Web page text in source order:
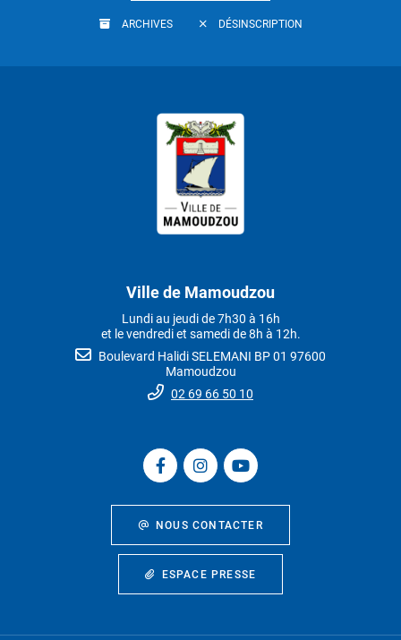
ARCHIVES DÉSINSCRIPTION
Ville de Mamoudzou
Lundi au jeudi de 7h30 à 16h
et le vendredi et samedi de 8h à 12h.
Boulevard Halidi SELEMANI BP 01 97600
Mamoudzou
02 69 66 50 10
NOUS CONTACTER
ESPACE PRESSE